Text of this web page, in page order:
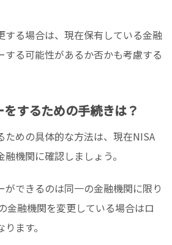
する場合は、現在保有している金融
する可能性があるか否かも考慮する
するための手続きは？
ための具体的な方法は、現在NISA
機関に確認しましょう。
ができるのは同一の金融機関に限り
金融機関を変更している場合はロ
ます。